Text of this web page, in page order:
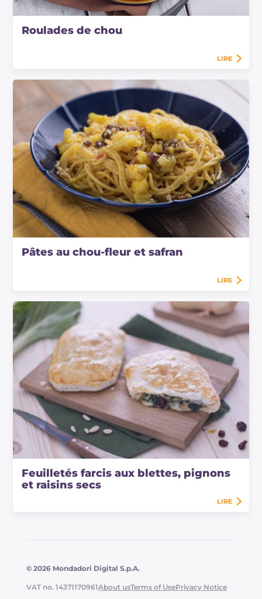
Roulades de chou
LIRE
Pâtes au chou-fleur et safran
LIRE
Feuilletés farcis aux blettes, pignons
et raisins secs
LIRE
© 2026 Mondadori Digital S.p.A.
VAT no. 14371170961About usTerms of UsePrivacy Notice